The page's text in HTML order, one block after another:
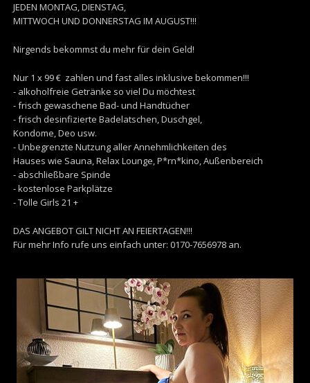
JEDEN MONTAG, DIENSTAG,
MITTWOCH UND DONNERSTAG IM AUGUST!!!
Nirgends bekommst du mehr für dein Geld!
Nur 1 x 99 € zahlen und fast alles inklusive bekommen!!!
- alkoholfreie Getränke so viel Du möchtest
- frisch gewaschene Bad- und Handtücher
- frisch desinfizierte Badelatschen, Duschgel,
Kondome, Deo usw.
- Unbegrenzte Nutzung aller Annehmlichkeiten des
Hauses wie Sauna, Relax Lounge, P*rn*kino, Außenbereich
- abschließbare Spinde
- kostenlose Parkplätze
- Tolle Girls 21 +
DAS ANGEBOT GILT NICHT AN FEIERTAGEN!!!
Für mehr Info rufe uns einfach unter: 0170-7656978 an.